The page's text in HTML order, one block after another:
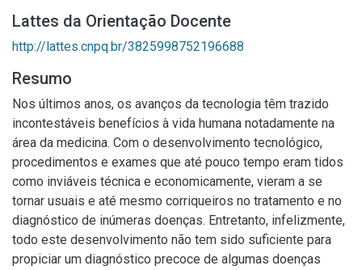
Lattes da Orientação Docente
http://lattes.cnpq.br/3825998752196688
Resumo
Nos últimos anos, os avanços da tecnologia têm trazido
incontestáveis benefícios à vida humana notadamente na
área da medicina. Com o desenvolvimento tecnológico,
procedimentos e exames que até pouco tempo eram tidos
como inviáveis técnica e economicamente, vieram a se
tornar usuais e até mesmo corriqueiros no tratamento e no
diagnóstico de inúmeras doenças. Entretanto, infelizmente,
todo este desenvolvimento não tem sido suficiente para
propiciar um diagnóstico precoce de algumas doenças